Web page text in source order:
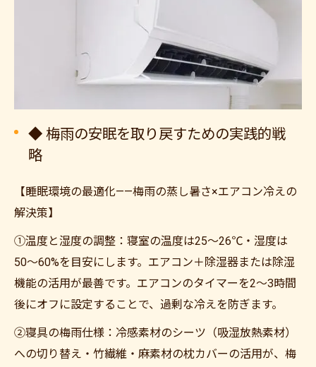
◆ 梅雨の安眠を取り戻すための実践的戦
略
【睡眠環境の最適化——梅雨の蒸し暑さ×エアコン冷えの
解決策】
①温度と湿度の調整：寝室の温度は25〜26℃・湿度は
50〜60%を目安にします。エアコン＋除湿器または除湿
機能の活用が最善です。エアコンのタイマーを2〜3時間
後にオフに設定することで、過剰な冷えを防ぎます。
②寝具の梅雨仕様：冷感素材のシーツ（吸湿放熱素材）
への切り替え・竹繊維・麻素材の枕カバーの活用が、梅